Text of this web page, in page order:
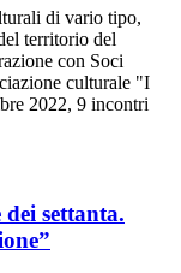
di vario tipo,
territorio del
con Soci
culturale "I
2022, 9 incontri
settanta.